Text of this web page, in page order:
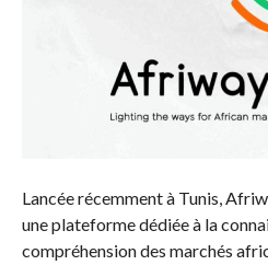
Lancée récemment à Tunis,
une plateforme dédiée à la
compréhension des marchés